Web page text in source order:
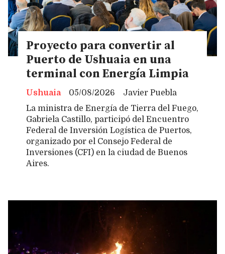
Proyecto para convertir al
Puerto de Ushuaia en una
terminal con Energía Limpia
Javier Puebla
Ushuaia
05/08/2026
La ministra de Energía de Tierra del Fuego,
Gabriela Castillo, participó del Encuentro
Federal de Inversión Logística de Puertos,
organizado por el Consejo Federal de
Inversiones (CFI) en la ciudad de Buenos
Aires.